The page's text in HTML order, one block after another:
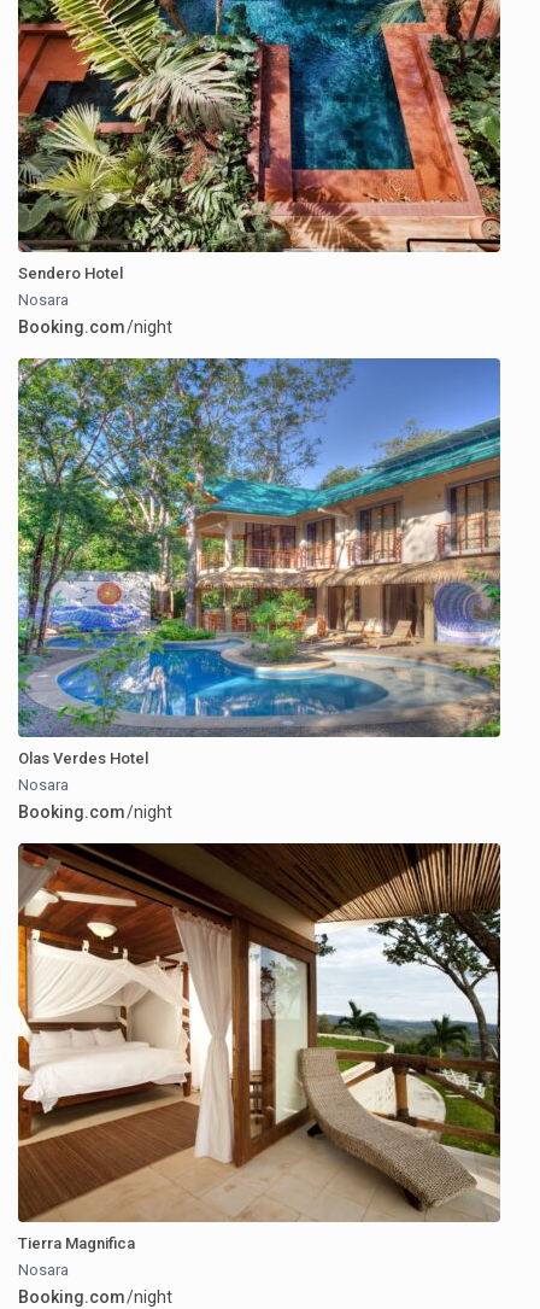
Sendero Hotel
Nosara
Booking.com/night
Olas Verdes Hotel
Nosara
Booking.com/night
Tierra Magnifica
Nosara
Booking.com/night